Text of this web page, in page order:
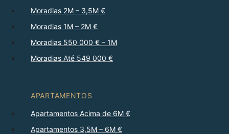
Moradias 2M – 3,5M €
Moradias 1M – 2M €
Moradias 550 000 € – 1M
Moradias Até 549 000 €
APARTAMENTOS
Apartamentos Acima de 6M €
Apartamentos 3,5M – 6M €